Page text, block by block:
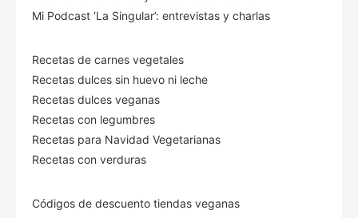
Mi Podcast ‘La Singular’: entrevistas y charlas
Recetas de carnes vegetales
Recetas dulces sin huevo ni leche
Recetas dulces veganas
Recetas con legumbres
Recetas para Navidad Vegetarianas
Recetas con verduras
Códigos de descuento tiendas veganas